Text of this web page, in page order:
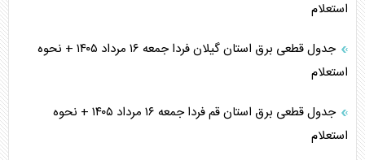
استعلام
جدول قطعی برق استان گیلان فردا جمعه ۱۶ مرداد ۱۴۰۵ + نحوه
استعلام
جدول قطعی برق استان قم فردا جمعه ۱۶ مرداد ۱۴۰۵ + نحوه
استعلام